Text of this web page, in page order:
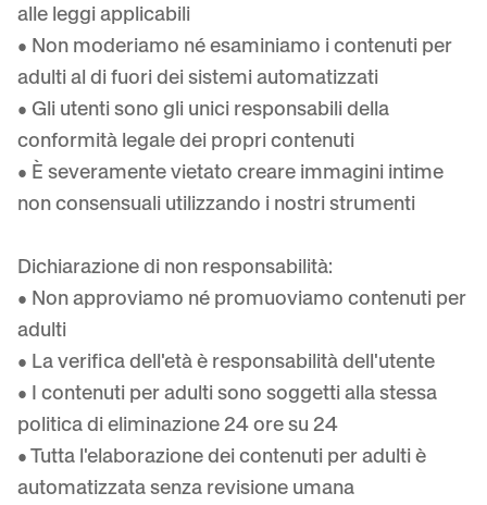
alle leggi applicabili
• Non moderiamo né esaminiamo i contenuti per
adulti al di fuori dei sistemi automatizzati
• Gli utenti sono gli unici responsabili della
conformità legale dei propri contenuti
• È severamente vietato creare immagini intime
non consensuali utilizzando i nostri strumenti
Dichiarazione di non responsabilità:
• Non approviamo né promuoviamo contenuti per
adulti
• La verifica dell'età è responsabilità dell'utente
• I contenuti per adulti sono soggetti alla stessa
politica di eliminazione 24 ore su 24
• Tutta l'elaborazione dei contenuti per adulti è
automatizzata senza revisione umana